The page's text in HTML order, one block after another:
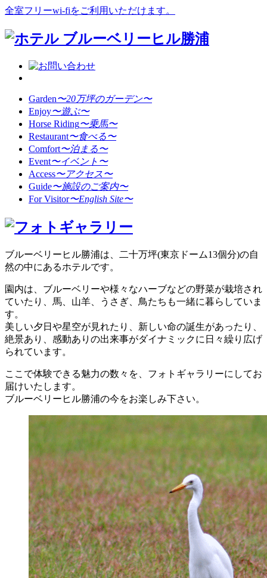
全室フリーwi-fiをご利用いただけます。
Garden〜20万坪のガーデン〜
Enjoy〜遊ぶ〜
Horse Riding〜乗馬〜
Restaurant〜食べる〜
Comfort〜泊まる〜
Event〜イベント〜
Access〜アクセス〜
Guide〜施設のご案内〜
For Visitor〜English Site〜
ブルーベリーヒル勝浦は、二十万坪(東京ドーム13個分)の自
然の中にあるホテルです。
園内は、ブルーベリーや様々なハーブなどの野菜が栽培され
ていたり、馬、山羊、うさぎ、鳥たちも一緒に暮らしていま
す。
美しい夕日や星空が見れたり、新しい命の誕生があったり、
絶景あり、感動ありの出来事がダイナミックに日々繰り広げ
られています。
ここで体験できる魅力の数々を、フォトギャラリーにしてお
届けいたします。
ブルーベリーヒル勝浦の今をお楽しみ下さい。